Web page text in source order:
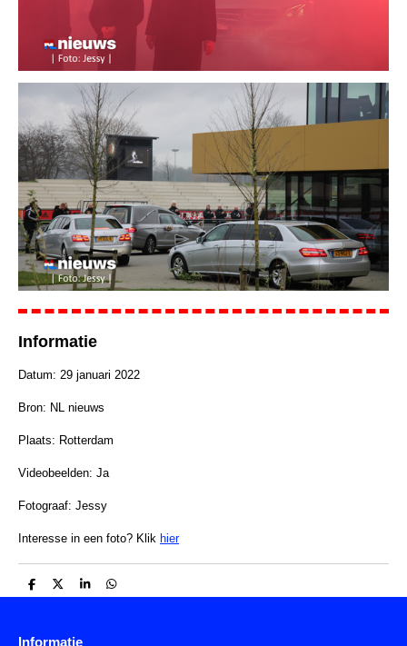
Informatie
Datum: 29 januari 2022
Bron: NL nieuws
Plaats: Rotterdam
Videobeelden: Ja
Fotograaf: Jessy
Interesse in een foto? Klik hier
D
e
n
D
e
S
h
D
e
Informatie